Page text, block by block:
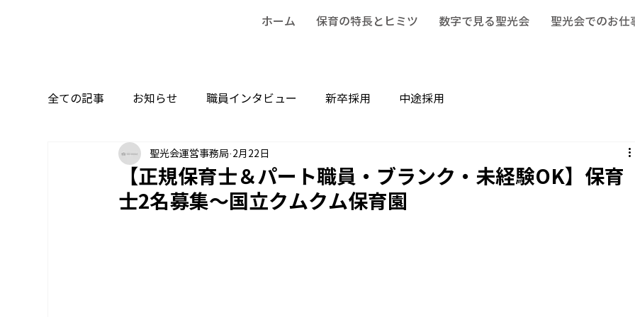
ホーム 保育の特長とヒミツ 数字で見る聖光会 聖光会でのお仕
全ての記事 お知らせ 職員インタビュー 新卒採用 中途採用
【正規保育士＆パート職員・ブランク・未経験OK】保育
士2名募集～国立クムクム保育園
聖光会運営事務局 2月22日